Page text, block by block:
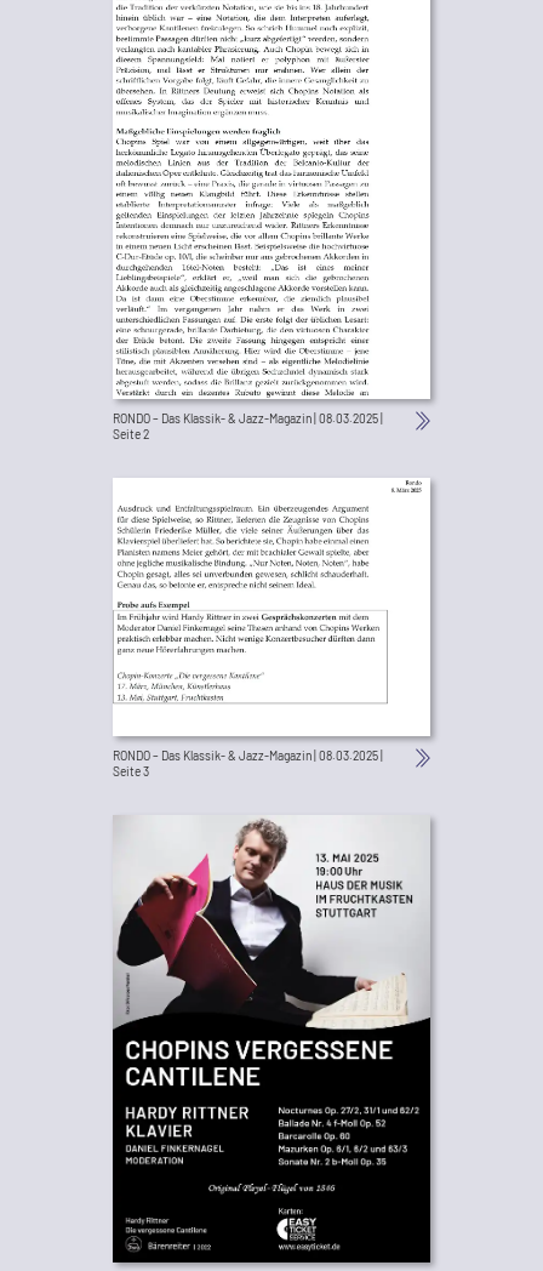
RONDO – Das Klassik- & Jazz-Magazin | 08.03.2025 |
Seite 2
RONDO – Das Klassik- & Jazz-Magazin | 08.03.2025 |
Seite 3